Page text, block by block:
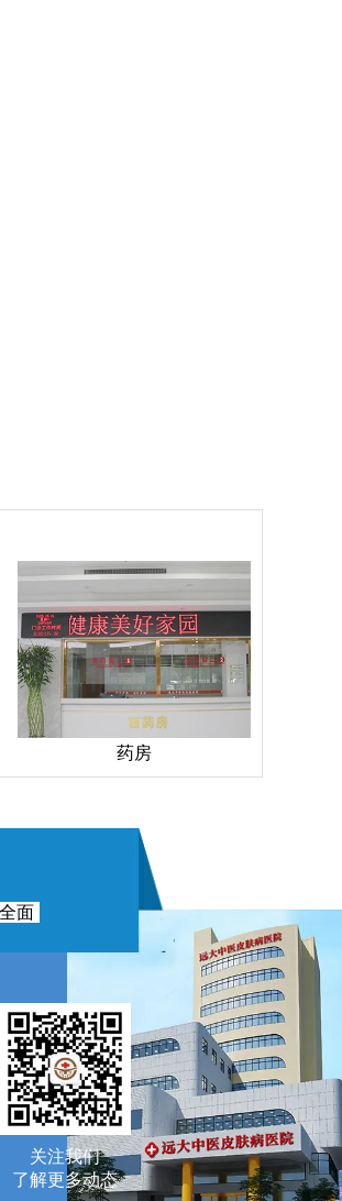
药房
面
关注我们
了解更多动态